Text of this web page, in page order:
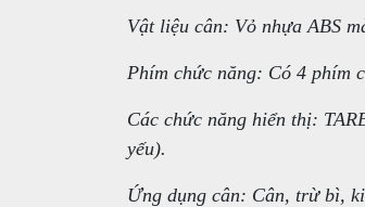
Vật liệu cân: Vỏ nhựa ABS
Phím chức năng: Có 4 phím
Các chức năng hiển thị:
yếu).
Ứng dụng cân: Cân, trừ bì,